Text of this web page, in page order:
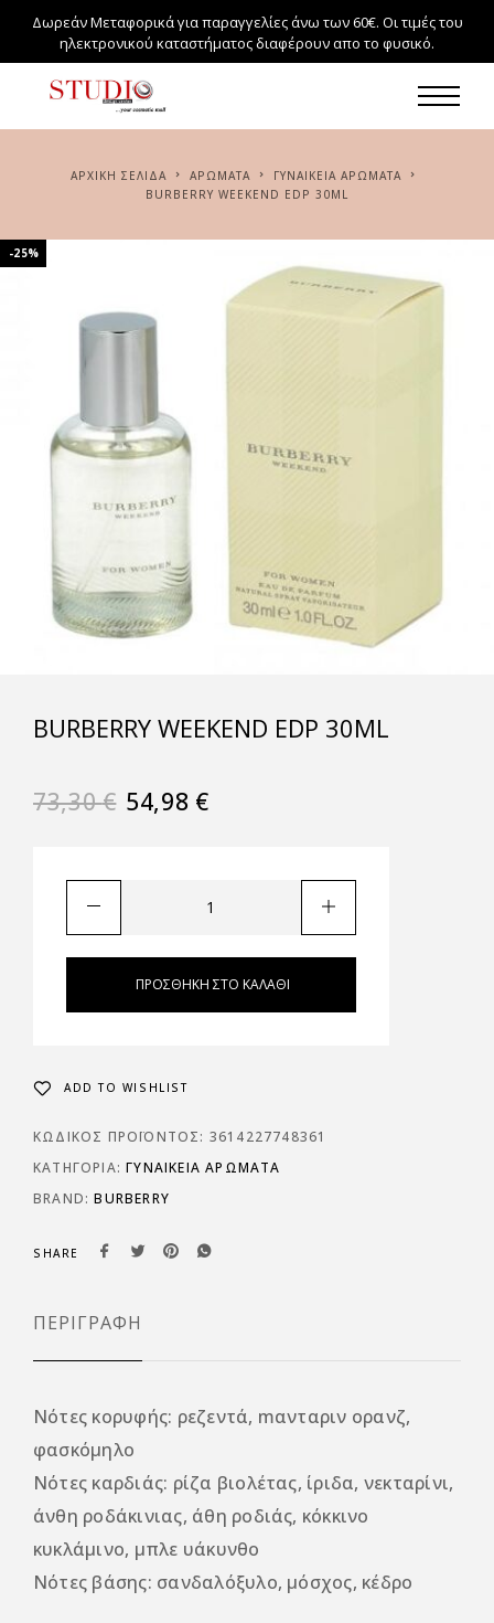
Δωρεάν Μεταφορικά για παραγγελίες άνω των 60€. Οι τιμές του
ηλεκτρονικού καταστήματος διαφέρουν απο το φυσικό.
ΑΡΧΙΚΉ ΣΕΛΊΔΑ ΑΡΏΜΑΤΑ
ΓΥΝΑΙΚΕΊΑ ΑΡΏΜΑΤΑ
BURBERRY WEEKEND EDP 30ML
-25%
BURBERRY WEEKEND EDP 30ML
73,30€ 54,98 €
ΠΡΟΣΘΉΚΗ ΣΤΟ ΚΑΛΆΘΙ
ADD TO WISHLIST
ΚΩΔΙΚΌΣ ΠΡΟΪΌΝΤΟΣ: 3614227748361
ΚΑΤΗΓΟΡΊΑ:ΓΥΝΑΙΚΕΊΑ ΑΡΏΜΑΤΑ
BRAND:BURBERRY
SHARE
ΠΕΡΙΓΡΑΦΉ
Νότες κορυφής: ρεζεντά, mανταριν ορανζ,
φασκόμηλο
Νότες καρδιάς: ρίζα βιολέτας, ίριδα, νεκταρίνι,
άνθη ροδάκινιας, άθη ροδιάς, κόκκινο
κυκλάμινο, μπλε υάκυνθο
Νότες βάσης: σανδαλόξυλο, μόσχος, κέδρο